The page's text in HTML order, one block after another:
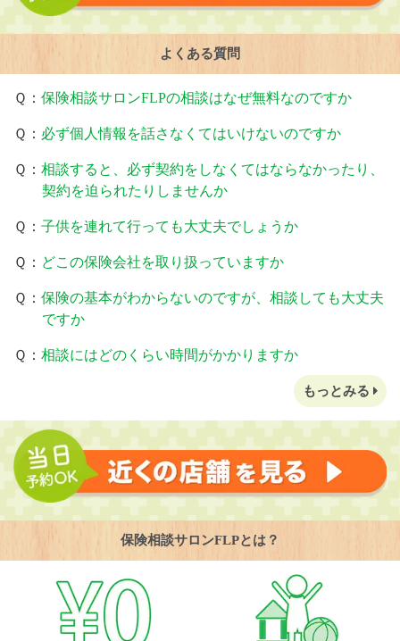
よくある質問
Ｑ： 保険相談サロンFLPの相談はなぜ無料なのですか
Ｑ： 必ず個人情報を話さなくてはいけないのですか
Ｑ： 相談すると、必ず契約をしなくてはならなかったり、
契約を迫られたりしませんか
Ｑ： 子供を連れて行っても大丈夫でしょうか
Ｑ： どこの保険会社を取り扱っていますか
Ｑ： 保険の基本がわからないのですが、相談しても大丈夫
ですか
Ｑ： 相談にはどのくらい時間がかかりますか
もっとみる
保険相談サロンFLPとは？